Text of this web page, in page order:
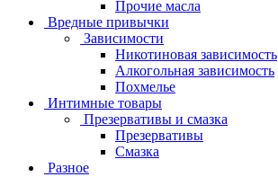
Прочие масла
Вредные привычки
Зависимости
Никотиновая зависимость
Алкогольная зависимость
Похмелье
Интимные товары
Презервативы и смазка
Презервативы
Смазка
Разное